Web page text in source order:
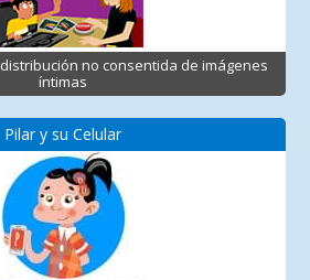
no consentida de imágenes
íntimas
Pilar y su Celular